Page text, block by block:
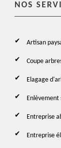
NOS
Artisan
Coupe
Elagage
Enlèvement
Entreprise
Entreprise